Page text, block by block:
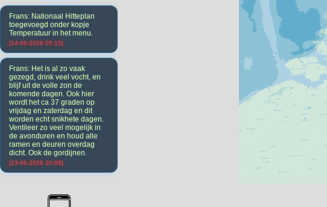
Frans: Nationaal Hitteplan
toegevoegd onder kopje
Temperatuur in het menu.
[24-06-2026 05:15]
Frans: Het is al zo vaak
gezegd, drink veel vocht, en
blijf uit de volle zon de
komende dagen. Ook hier
wordt het ca 37 graden op
vrijdag en zaterdag en dit
worden echt snikhete dagen.
Ventileer zo veel mogelijk in
de avonduren en houd alle
ramen en deuren overdag
dicht. Ook de gordijnen.
[23-06-2026 20:08]